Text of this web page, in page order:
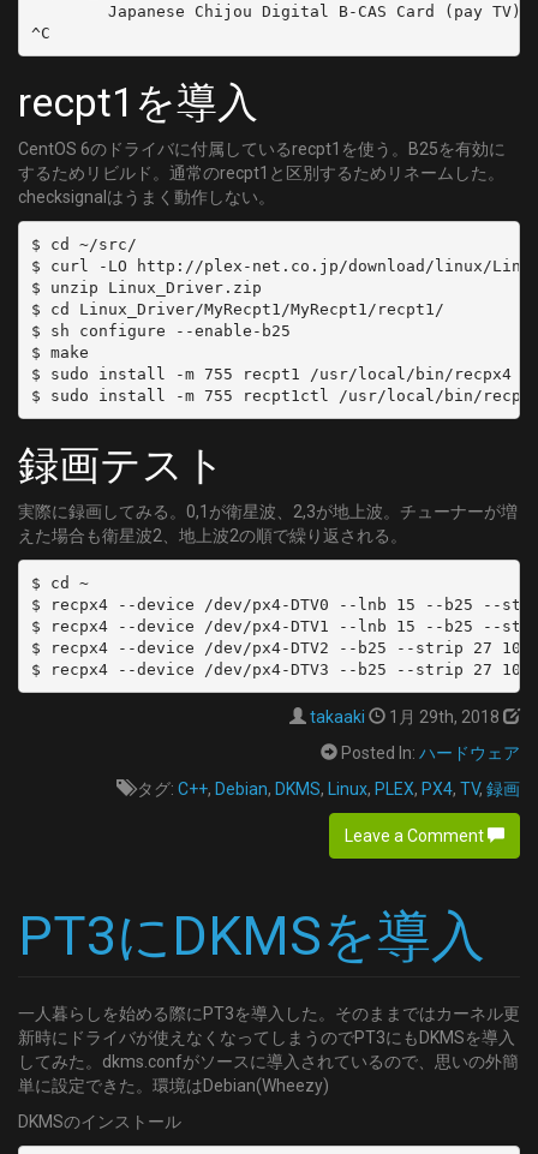
        Japanese Chijou Digital B-CAS Card (pay TV)
recpt1を導入
CentOS 6のドライバに付属しているrecpt1を使う。B25を有効に
するためリビルド。通常のrecpt1と区別するためリネームした。
checksignalはうまく動作しない。
$ cd ~/src/
$ curl -LO http://plex-net.co.jp/download/linux/
$ unzip Linux_Driver.zip
$ cd Linux_Driver/MyRecpt1/MyRecpt1/recpt1/
$ sh configure --enable-b25
$ make
$ sudo install -m 755 recpt1 /usr/local/bin/recpx4
録画テスト
実際に録画してみる。0,1が衛星波、2,3が地上波。チューナーが増
えた場合も衛星波2、地上波2の順で繰り返される。
$ cd ~
$ recpx4 --device /dev/px4-DTV0 --lnb 15 --b25 --
$ recpx4 --device /dev/px4-DTV1 --lnb 15 --b25 --
$ recpx4 --device /dev/px4-DTV2 --b25 --strip 27 10
takaaki
1月 29th, 2018
Posted In: ハードウェア
タグ: C++, Debian, DKMS, Linux, PLEX, PX4, TV, 録画
Leave a Comment
PT3にDKMSを導入
一人暮らしを始める際にPT3を導入した。そのままではカーネル更
新時にドライバが使えなくなってしまうのでPT3にもDKMSを導入
してみた。dkms.confがソースに導入されているので、思いの外簡
単に設定できた。環境はDebian(Wheezy)
DKMSのインストール